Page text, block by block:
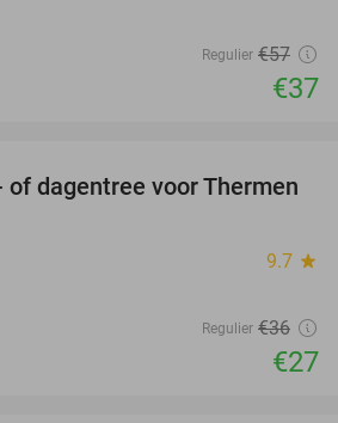
Regulier €57
€37
25%
of dagentree voor Thermen
9.7 star
Regulier €36
€27